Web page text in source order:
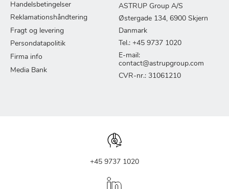
Handelsbetingelser
Reklamationshåndtering
Fragt og levering
Persondatapolitik
Firma info
Media Bank
ASTRUP Group A/S
Østergade 134, 6900 Skjern
Danmark
Tel.: +45 9737 1020
E-mail:
contact@astrupgroup.com
CVR-nr.: 31061210
+45 9737 1020